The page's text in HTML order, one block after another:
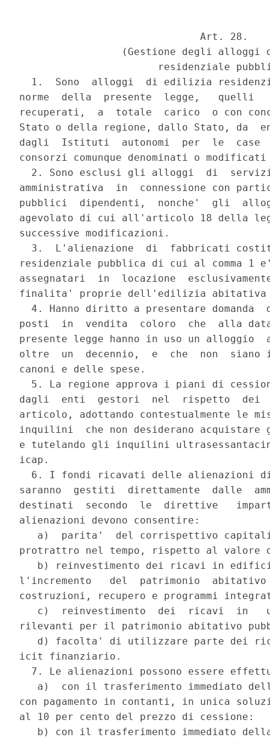
                              Art. 28.
(Gestione degli alloggi
residenziale
1.  Sono  alloggi  di edilizia
norme  della  presente  legge,
recuperati,  a  totale  carico  o con
Stato o della regione, dallo Stato,
dagli  Istituti  autonomi  per  le  case
consorzi comunque denominati o
2. Sono esclusi gli alloggi  di
amministrativa  in  connessione con
pubblici  dipendenti,  nonche'  gli
agevolato di cui all'articolo 18 della
successive modificazioni.
3.  L'alienazione  di  fabbricati
residenziale pubblica di cui al comma
assegnatari  in  locazione
finalita' proprie dell'edilizia abitativa
4. Hanno diritto a presentare domanda
posti  in  vendita  coloro  che  alla
presente legge hanno in uso un
oltre  un  decennio,  e  che  non  siano
canoni e delle spese.
5. La regione approva i piani di
dagli  enti  gestori  nel  rispetto  dei
articolo, adottando contestualmente le
inquilini  che non desiderano
e tutelando gli inquilini
icap.
6. I fondi ricavati delle alienazioni
saranno  gestiti  direttamente  dalle
destinati  secondo  le  direttive
alienazioni devono consentire:
a)  parita'  del corrispettivo
protrattro nel tempo, rispetto al valore
b) reinvestimento dei ricavi in
l'incremento   del  patrimonio  abitativo
costruzioni, recupero e programmi
c)  reinvestimento  dei  ricavi  in
rilevanti per il patrimonio abitativo
d) facolta' di utilizzare parte dei
icit finanziario.
7. Le alienazioni possono essere
a)  con il trasferimento immediato
con pagamento in contanti, in unica
al 10 per cento del prezzo di cessione:
b) con il trasferimento immediato